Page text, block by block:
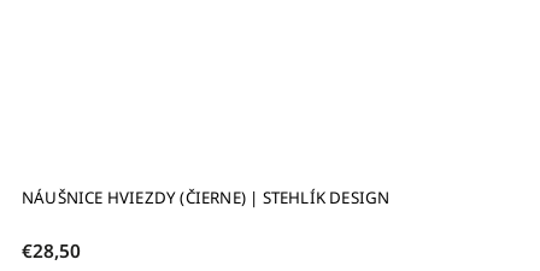
| STEHLÍK DESIGN NÁUŠNICE VRANY